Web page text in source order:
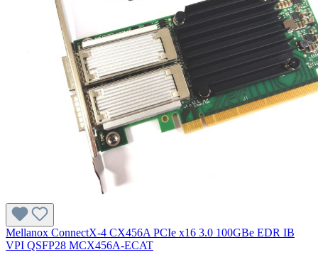
Mellanox ConnectX-4 CX456A PCIe x16 3.0 100GBe EDR IB
VPI QSFP28 MCX456A-ECAT